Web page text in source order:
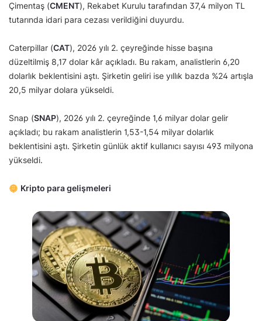
Çimentaş (CMENT), Rekabet Kurulu tarafından 37,4 milyon TL
tutarında idari para cezası verildiğini duyurdu.
Caterpillar (CAT), 2026 yılı 2. çeyreğinde hisse başına
düzeltilmiş 8,17 dolar kâr açıkladı. Bu rakam, analistlerin 6,20
dolarlık beklentisini aştı. Şirketin geliri ise yıllık bazda %24 artışla
20,5 milyar dolara yükseldi.
Snap (SNAP), 2026 yılı 2. çeyreğinde 1,6 milyar dolar gelir
açıkladı; bu rakam analistlerin 1,53-1,54 milyar dolarlık
beklentisini aştı. Şirketin günlük aktif kullanıcı sayısı 493 milyona
yükseldi.
Kripto para gelişmeleri